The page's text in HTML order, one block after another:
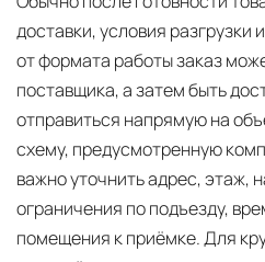
доставки, условия разгрузки
от формата работы заказ
поставщика, а затем быть
отправиться напрямую на
схему, предусмотренную
важно уточнить адрес, этаж,
ограничения по подъезду,
помещения к приёмке. Для